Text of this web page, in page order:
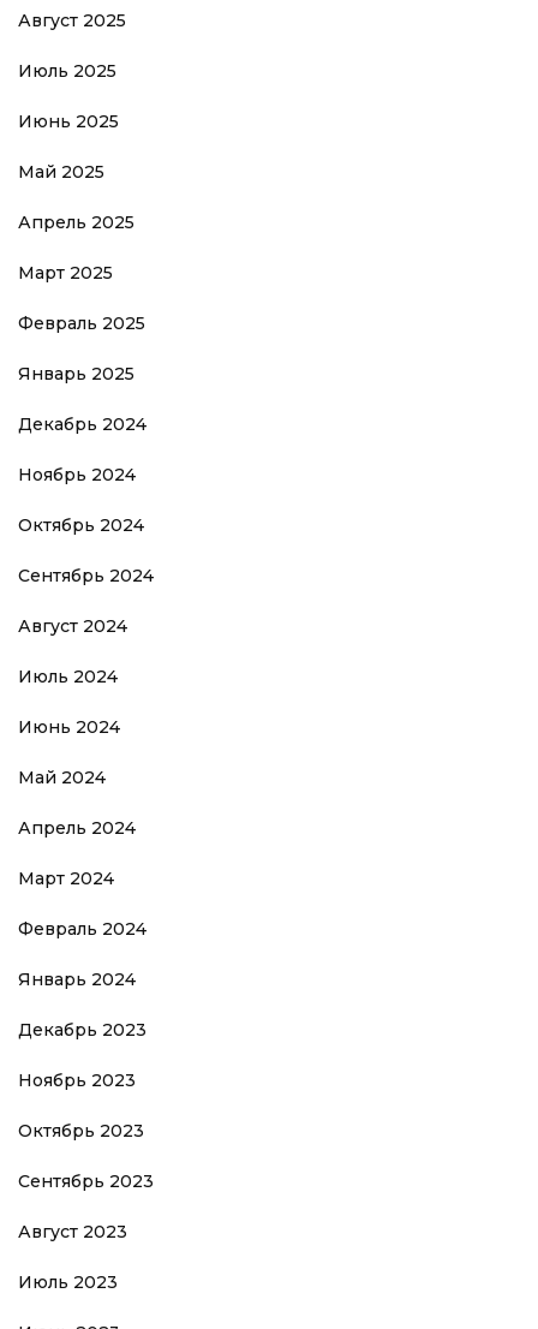
Август 2025
Июль 2025
Июнь 2025
Май 2025
Апрель 2025
Март 2025
Февраль 2025
Январь 2025
Декабрь 2024
Ноябрь 2024
Октябрь 2024
Сентябрь 2024
Август 2024
Июль 2024
Июнь 2024
Май 2024
Апрель 2024
Март 2024
Февраль 2024
Январь 2024
Декабрь 2023
Ноябрь 2023
Октябрь 2023
Сентябрь 2023
Август 2023
Июль 2023